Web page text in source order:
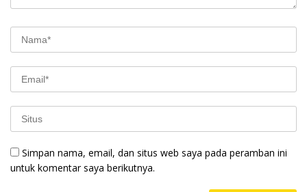
Simpan nama, email, dan situs web saya pada peramban ini
untuk komentar saya berikutnya.